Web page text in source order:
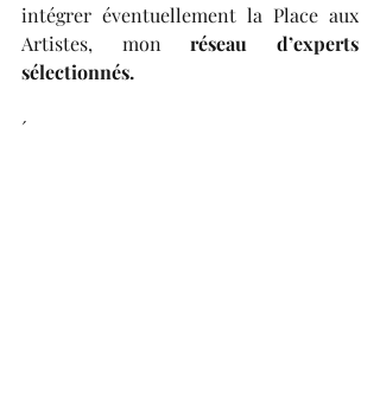
intégrer éventuellement la Place aux
Artistes, mon réseau d’experts
sélectionnés.
´